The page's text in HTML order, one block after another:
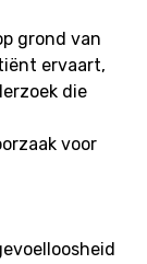
grond van
ervaart,
die
voor